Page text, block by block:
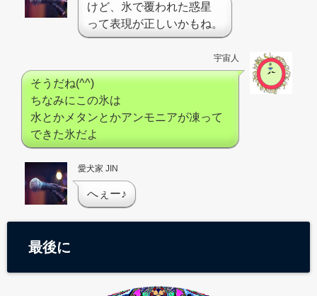
けど、氷で覆われた惑星
って表現が正しいかもね。
宇宙人
そうだね(^^)
ちなみにこの氷は
水とかメタンとかアンモニアが凍って
できた氷だよ
愛犬家 JIN
へぇー♪
最後に